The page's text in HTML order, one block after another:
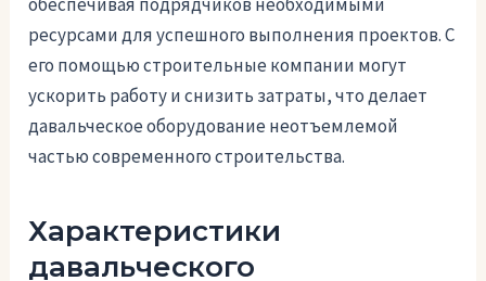
ресурсами для успешного выполнения проектов. С
его помощью строительные компании могут
ускорить работу и снизить затраты, что делает
давальческое оборудование неотъемлемой
частью современного строительства.
Характеристики
давальческого